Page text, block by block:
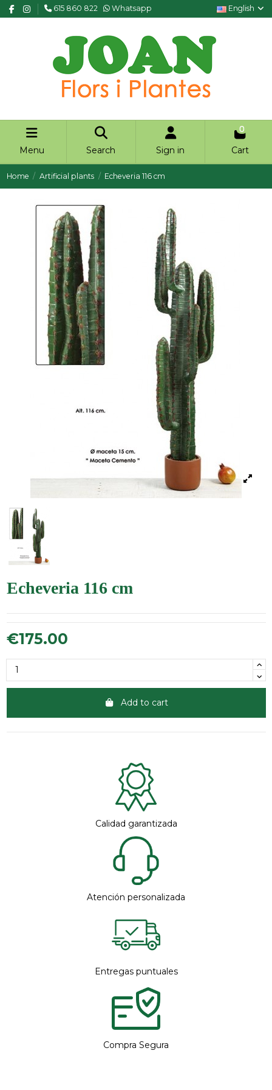
615 860 822 Whatsapp English
Menu Search Sign in
0
Cart
Home Artificial plants Echeveria 116 cm
Echeveria 116 cm
€175.00
Add to cart
Calidad garantizada
Atención personalizada
Entregas puntuales
Compra Segura